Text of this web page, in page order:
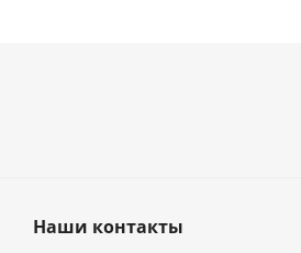
Наши контакты